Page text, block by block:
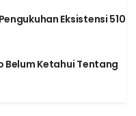
Eksistensi 510
Belum Ketahui Tentang